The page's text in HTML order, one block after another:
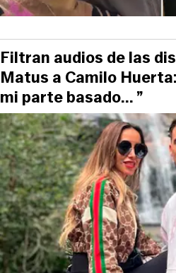
Filtran audios de las
Matus a Camilo
mi parte basado... ”